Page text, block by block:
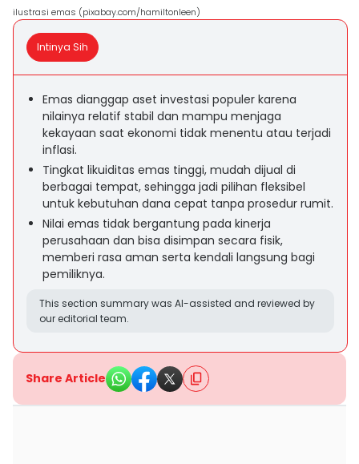
ilustrasi emas (pixabay.com/hamiltonleen)
Intinya Sih
Emas dianggap aset investasi populer karena
nilainya relatif stabil dan mampu menjaga
kekayaan saat ekonomi tidak menentu atau terjadi
inflasi.
Tingkat likuiditas emas tinggi, mudah dijual di
berbagai tempat, sehingga jadi pilihan fleksibel
untuk kebutuhan dana cepat tanpa prosedur rumit.
Nilai emas tidak bergantung pada kinerja
perusahaan dan bisa disimpan secara fisik,
memberi rasa aman serta kendali langsung bagi
pemiliknya.
This section summary was AI-assisted and reviewed by
our editorial team.
Share Article